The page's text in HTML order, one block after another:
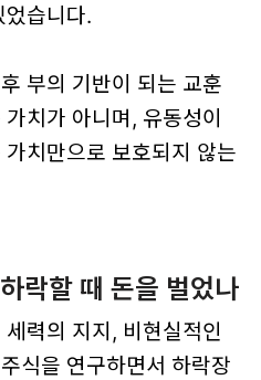
습니다.
부의 기반이 되는 교훈
치가 아니며, 유동성이
치만으로 보호되지 않는
락할 때 돈을 벌었나
력의 지지, 비현실적인
식을 연구하면서 하락장